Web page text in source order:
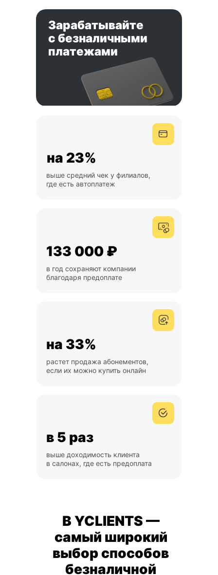
Зарабатывайте
с безналичными
платежами
выше доходимость клиента
в салонах, где есть предоплата
растет продажа абонементов,
если их можно купить онлайн
в год сохраняют компании
благодаря предоплате
133 000 ₽
выше средний чек у филиалов,
где есть автоплатеж
в 5 раз
на 33%
на 23%
В YCLIENTS —
cамый широкий
выбор способов
безналичной